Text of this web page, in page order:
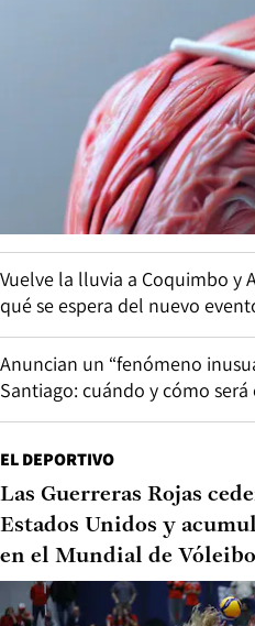
Vuelve la lluvia a Coquimbo y
qué se espera del nuevo
Anuncian un “fenómeno
Santiago: cuándo y cómo será
EL DEPORTIVO
Las Guerreras Rojas
Estados Unidos y
en el Mundial de